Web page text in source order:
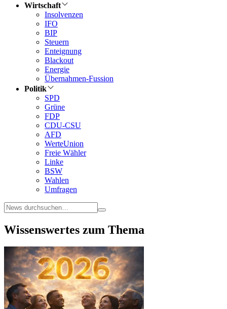
Wirtschaft
Insolvenzen
IFO
BIP
Steuern
Enteignung
Blackout
Energie
Übernahmen-Fussion
Politik
SPD
Grüne
FDP
CDU-CSU
AFD
WerteUnion
Freie Wähler
Linke
BSW
Wahlen
Umfragen
Wissenswertes zum Thema